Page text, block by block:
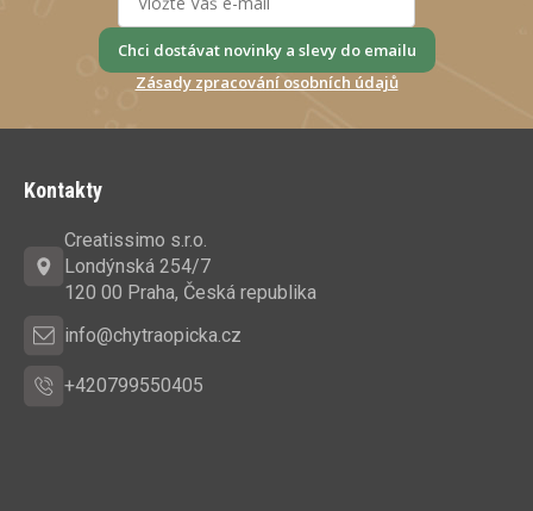
Chci dostávat novinky a slevy do emailu
Zásady zpracování osobních údajů
Kontakty
Creatissimo s.r.o.
Londýnská 254/7
120 00 Praha, Česká republika
info@chytraopicka.cz
+420799550405